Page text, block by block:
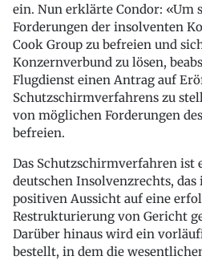
ein. Nun erklärte Condor: «Um
Forderungen der insolventen
Cook Group zu befreien und
Konzernverbund zu lösen,
Flugdienst einen Antrag auf
Schutzschirmverfahrens zu
von möglichen Forderungen
befreien.
Das Schutzschirmverfahren ist
deutschen Insolvenzrechts,
positiven Aussicht auf eine
Restrukturierung von Gericht
Darüber hinaus wird ein
bestellt, in dem die